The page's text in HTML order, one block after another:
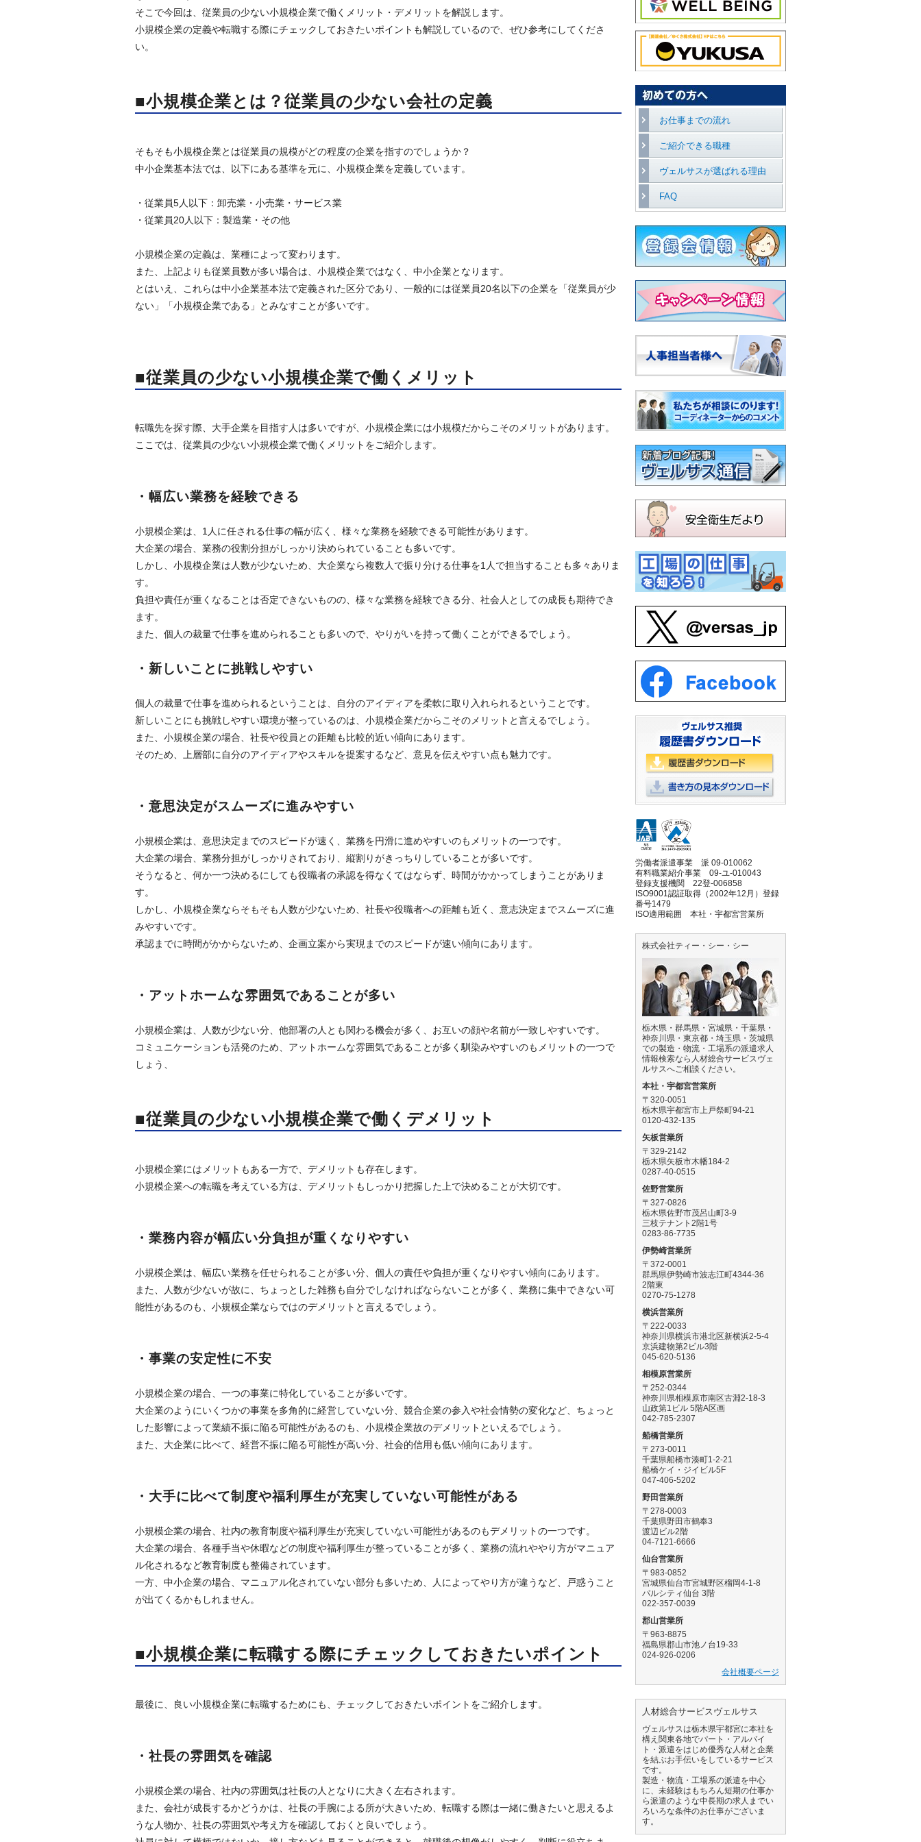
そこで今回は、従業員の少ない小規模企業で働くメリット・デメリットを解説します。
小規模企業の定義や転職する際にチェックしておきたいポイントも解説しているので、ぜひ参考にしてくださ
い。
■小規模企業とは？従業員の少ない会社の定義
そもそも小規模企業とは従業員の規模がどの程度の企業を指すのでしょうか？
中小企業基本法では、以下にある基準を元に、小規模企業を定義しています。
・従業員5人以下：卸売業・小売業・サービス業
・従業員20人以下：製造業・その他
小規模企業の定義は、業種によって変わります。
また、上記よりも従業員数が多い場合は、小規模企業ではなく、中小企業となります。
とはいえ、これらは中小企業基本法で定義された区分であり、一般的には従業員20名以下の企業を「従業員が少
ない」「小規模企業である」とみなすことが多いです。
■従業員の少ない小規模企業で働くメリット
転職先を探す際、大手企業を目指す人は多いですが、小規模企業には小規模だからこそのメリットがあります。
ここでは、従業員の少ない小規模企業で働くメリットをご紹介します。
・幅広い業務を経験できる
小規模企業は、1人に任される仕事の幅が広く、様々な業務を経験できる可能性があります。
大企業の場合、業務の役割分担がしっかり決められていることも多いです。
しかし、小規模企業は人数が少ないため、大企業なら複数人で振り分ける仕事を1人で担当することも多々ありま
す。
負担や責任が重くなることは否定できないものの、様々な業務を経験できる分、社会人としての成長も期待でき
ます。
また、個人の裁量で仕事を進められることも多いので、やりがいを持って働くことができるでしょう。
・新しいことに挑戦しやすい
個人の裁量で仕事を進められるということは、自分のアイディアを柔軟に取り入れられるということです。
新しいことにも挑戦しやすい環境が整っているのは、小規模企業だからこそのメリットと言えるでしょう。
また、小規模企業の場合、社長や役員との距離も比較的近い傾向にあります。
そのため、上層部に自分のアイディアやスキルを提案するなど、意見を伝えやすい点も魅力です。
・意思決定がスムーズに進みやすい
小規模企業は、意思決定までのスピードが速く、業務を円滑に進めやすいのもメリットの一つです。
大企業の場合、業務分担がしっかりされており、縦割りがきっちりしていることが多いです。
そうなると、何か一つ決めるにしても役職者の承認を得なくてはならず、時間がかかってしまうことがありま
す。
しかし、小規模企業ならそもそも人数が少ないため、社長や役職者への距離も近く、意志決定までスムーズに進
みやすいです。
承認までに時間がかからないため、企画立案から実現までのスピードが速い傾向にあります。
・アットホームな雰囲気であることが多い
小規模企業は、人数が少ない分、他部署の人とも関わる機会が多く、お互いの顔や名前が一致しやすいです。
コミュニケーションも活発のため、アットホームな雰囲気であることが多く馴染みやすいのもメリットの一つで
しょう、
■従業員の少ない小規模企業で働くデメリット
小規模企業にはメリットもある一方で、デメリットも存在します。
小規模企業への転職を考えている方は、デメリットもしっかり把握した上で決めることが大切です。
・業務内容が幅広い分負担が重くなりやすい
小規模企業は、幅広い業務を任せられることが多い分、個人の責任や負担が重くなりやすい傾向にあります。
また、人数が少ないが故に、ちょっとした雑務も自分でしなければならないことが多く、業務に集中できない可
能性があるのも、小規模企業ならではのデメリットと言えるでしょう。
・事業の安定性に不安
小規模企業の場合、一つの事業に特化していることが多いです。
大企業のようにいくつかの事業を多角的に経営していない分、競合企業の参入や社会情勢の変化など、ちょっと
した影響によって業績不振に陥る可能性があるのも、小規模企業故のデメリットといえるでしょう。
また、大企業に比べて、経営不振に陥る可能性が高い分、社会的信用も低い傾向にあります。
・大手に比べて制度や福利厚生が充実していない可能性がある
小規模企業の場合、社内の教育制度や福利厚生が充実していない可能性があるのもデメリットの一つです。
大企業の場合、各種手当や休暇などの制度や福利厚生が整っていることが多く、業務の流れややり方がマニュア
ル化されるなど教育制度も整備されています。
一方、中小企業の場合、マニュアル化されていない部分も多いため、人によってやり方が違うなど、戸惑うこと
が出てくるかもしれません。
■小規模企業に転職する際にチェックしておきたいポイント
最後に、良い小規模企業に転職するためにも、チェックしておきたいポイントをご紹介します。
・社長の雰囲気を確認
小規模企業の場合、社内の雰囲気は社長の人となりに大きく左右されます。
また、会社が成長するかどうかは、社長の手腕による所が大きいため、転職する際は一緒に働きたいと思えるよ
うな人物か、社長の雰囲気や考え方を確認しておくと良いでしょう。
お仕事までの流れ
ご紹介できる職種
ヴェルサスが選ばれる理由
FAQ
労働者派遣事業 派 09-010062
有料職業紹介事業 09-ユ-010043
登録支援機関 22登-006858
ISO9001認証取得（2002年12月）登録
番号1479
ISO適用範囲 本社・宇都宮営業所
株式会社ティー・シー・シー
栃木県・群馬県・宮城県・千葉県・
神奈川県・東京都・埼玉県・茨城県
での製造・物流・工場系の派遣求人
情報検索なら人材総合サービスヴェ
ルサスへご相談ください。
本社・宇都宮営業所
〒320-0051
栃木県宇都宮市上戸祭町94-21
0120-432-135
矢板営業所
〒329-2142
栃木県矢板市木幡184-2
0287-40-0515
佐野営業所
〒327-0826
栃木県佐野市茂呂山町3-9
三枝テナント2階1号
0283-86-7735
伊勢崎営業所
〒372-0001
群馬県伊勢崎市波志江町4344-36
2階東
0270-75-1278
横浜営業所
〒222-0033
神奈川県横浜市港北区新横浜2-5-4
京浜建物第2ビル3階
045-620-5136
相模原営業所
〒252-0344
神奈川県相模原市南区古淵2-18-3
山政第1ビル 5階A区画
042-785-2307
船橋営業所
〒273-0011
千葉県船橋市湊町1-2-21
船橋ケイ・ジイビル5F
047-406-5202
野田営業所
〒278-0003
千葉県野田市鶴奉3
渡辺ビル2階
04-7121-6666
仙台営業所
〒983-0852
宮城県仙台市宮城野区榴岡4-1-8
パルシティ仙台 3階
022-357-0039
郡山営業所
〒963-8875
福島県郡山市池ノ台19-33
024-926-0206
会社概要ページ
人材総合サービスヴェルサス
ヴェルサスは栃木県宇都宮に本社を
構え関東各地でパート・アルバイ
ト・派遣をはじめ優秀な人材と企業
を結ぶお手伝いをしているサービス
です。
製造・物流・工場系の派遣を中心
に、未経験はもちろん短期の仕事か
ら派遣のような中長期の求人までい
ろいろな条件のお仕事がございま
す。